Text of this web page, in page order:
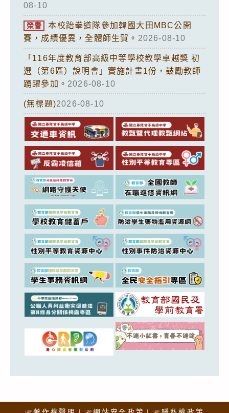
08-10
榮譽
本校跆拳道隊參加韓國大田MBC公開
賽，成績優異，全體師生賀。 2026-08-10
「116年度教育部高級中等學校教學卓越獎 初
選（第6區）說明會」實施計畫1份，鼓勵教師
踴躍參加。 2026-08-10
(無標題)2026-08-10